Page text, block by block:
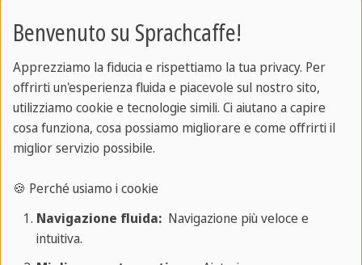
Un'altra delle lingue creole presenti e parlate in
palenquero
molto particolare, che riprende le caratteristiche
delle lingue africane di Congo e Angola, ma che
presenta anche tantissime influenze portoghesi
per via dell'arrivo dei primi schiavi ai tempi del
lingua creola dell'America Latina a riporre le sue
basi nello spagnolo
Il palenquero è una lingua diffusa ma delimitata: si
Benvenuto su Sprachcaffe!
Apprezziamo la fiducia e rispettiamo la tua privacy. Per
offrirti un'esperienza fluida e piacevole sul nostro sito,
utilizziamo cookie e tecnologie simili. Ci aiutano a capire
cosa funziona, cosa possiamo migliorare e come offrirti il
miglior servizio possibile.
🍪 Perché usiamo i cookie
Navigazione fluida:Navigazione più veloce e
intuitiva.